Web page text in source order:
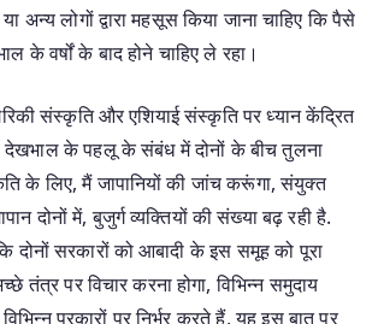
अन्य लोगों द्वारा महसूस किया जाना चाहिए कि पैसे
के वर्षों के बाद होने चाहिए ले रहा।
संस्कृति और एशियाई संस्कृति पर ध्यान केंद्रित
देखभाल के पहलू के संबंध में दोनों के बीच तुलना
के लिए, मैं जापानियों की जांच करूंगा, संयुक्त
दोनों में, बुजुर्ग व्यक्तियों की संख्या बढ़ रही है.
दोनों सरकारों को आबादी के इस समूह को पूरा
पर विचार करना होगा, विभिन्न समुदाय
प्रकारों पर निर्भर करते हैं, यह इस बात पर